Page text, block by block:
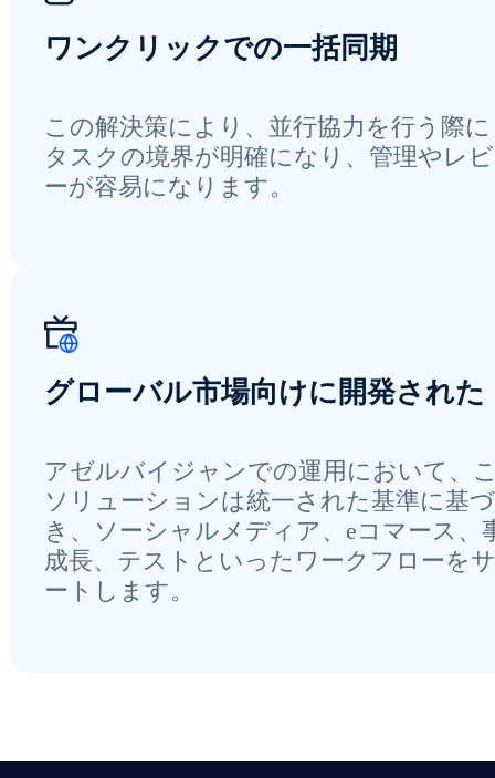
ワンクリックでの一括同期
この解決策により、並行協力を行う際
タスクの境界が明確になり、管理やレ
ーが容易になります。
グローバル市場向けに開発された
アゼルバイジャンでの運用において、
ソリューションは統一された基準に基づ
き、ソーシャルメディア、eコマース、
成長、テストといったワークフローを
ートします。